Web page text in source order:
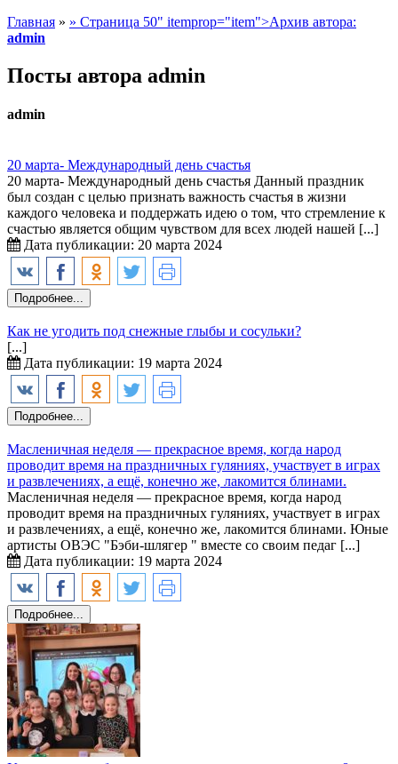
Главная » » Страница 50" itemprop="item">Архив автора:
admin
Посты автора admin
admin
20 марта- Международный день счастья
20 марта- Международный день счастья Данный праздник
был создан с целью признать важность счастья в жизни
каждого человека и поддержать идею о том, что стремление к
счастью является общим чувством для всех людей нашей [...]
Дата публикации: 20 марта 2024
Подробнее...
Как не угодить под снежные глыбы и сосульки?
[...]
Дата публикации: 19 марта 2024
Подробнее...
Масленичная неделя — прекрасное время, когда народ
проводит время на праздничных гуляниях, участвует в играх
и развлечениях, а ещё, конечно же, лакомится блинами.
Масленичная неделя — прекрасное время, когда народ
проводит время на праздничных гуляниях, участвует в играх
и развлечениях, а ещё, конечно же, лакомится блинами. Юные
артисты ОВЭС "Бэби-шлягер " вместе со своим педаг [...]
Дата публикации: 19 марта 2024
Подробнее...